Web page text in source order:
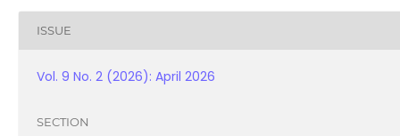
ISSUE
Vol. 9 No. 2 (2026): April 2026
SECTION